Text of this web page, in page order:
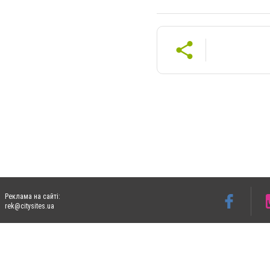
Реклама на сайті:
rek@citysites.ua